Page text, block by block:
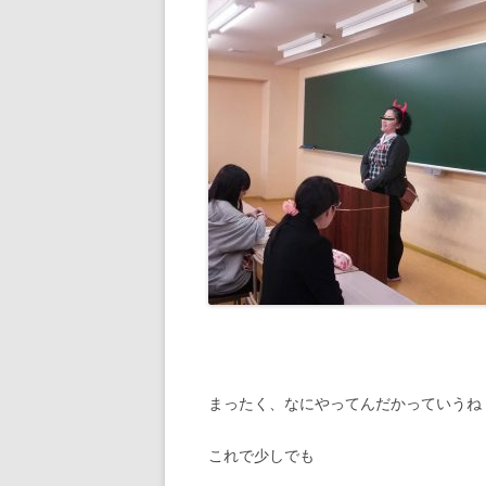
まったく、なにやってんだかっていう
これで少しでも